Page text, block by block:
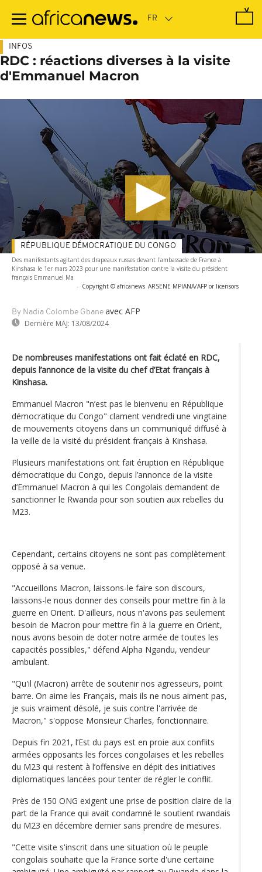
contenu
INFOS
RDC : réactions diverses à la visite
d'Emmanuel Macron
Des manifestants agitant des drapeaux russes devant l'ambassade de France à
Kinshasa le 1er mars 2023 pour une manifestation contre la visite du président
français Emmanuel Ma
- Copyright © africanews ARSENE MPIANA/AFP or licensors
By Nadia Colombe Gbane avec AFP
Dernière MAJ: 13/08/2024
RÉPUBLIQUE DÉMOCRATIQUE DU CONGO
De nombreuses manifestations ont fait éclaté en RDC,
depuis l’annonce de la visite du chef d’Etat français à
Kinshasa.
Emmanuel Macron "n’est pas le bienvenu en République
démocratique du Congo" clament vendredi une vingtaine
de mouvements citoyens dans un communiqué diffusé à
la veille de la visité du président français à Kinshasa.
Plusieurs manifestations ont fait éruption en République
démocratique du Congo, depuis l’annonce de la visite
d’Emmanuel Macron à qui les Congolais demandent de
sanctionner le Rwanda pour son soutien aux rebelles du
M23.
Cependant, certains citoyens ne sont pas complètement
opposé à sa venue.
"Accueillons Macron, laissons-le faire son discours,
laissons-le nous donner des conseils pour mettre fin à la
guerre en Orient. D'ailleurs, nous n'avons pas seulement
besoin de Macron pour mettre fin à la guerre en Orient,
nous avons besoin de doter notre armée de toutes les
capacités possibles," défend Alpha Ngandu, vendeur
ambulant.
"Qu'il (Macron) arrête de soutenir nos agresseurs, point
barre. On aime les Français, mais ils ne nous aiment pas,
je suis vraiment désolé, je suis contre l'arrivée de
Macron," s'oppose Monsieur Charles, fonctionnaire.
Depuis fin 2021, l’Est du pays est en proie aux conflits
armées opposants les forces congolaises et les rebelles
du M23 qui restent à l’offensive en dépit des initiatives
diplomatiques lancées pour tenter de régler le conflit.
Près de 150 ONG exigent une prise de position claire de la
part de la France qui avait condamné le soutient rwandais
du M23 en décembre dernier sans prendre de mesures.
"Cette visite s'inscrit dans une situation où le peuple
congolais souhaite que la France sorte d'une certaine